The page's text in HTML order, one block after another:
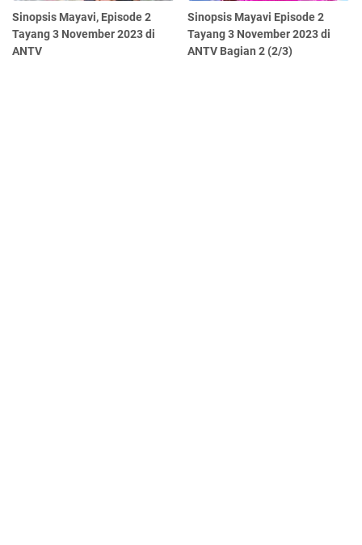
Sinopsis Mayavi, Episode 2
Tayang 3 November 2023 di
ANTV
Sinopsis Mayavi Episode 2
Tayang 3 November 2023 di
ANTV Bagian 2 (2/3)